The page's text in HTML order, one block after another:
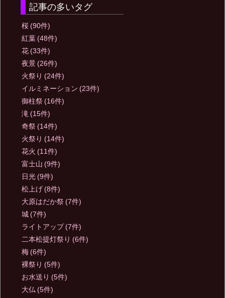
記事の多いタグ
桜 (90件)
紅葉 (48件)
花 (33件)
夜景 (26件)
火祭り (24件)
イルミネーション (23件)
御柱祭 (16件)
滝 (15件)
奇祭 (14件)
火祭り (14件)
花火 (11件)
富士山 (9件)
日光 (9件)
松上げ (8件)
大原はだか祭 (7件)
城 (7件)
ライトアップ (7件)
二本松提灯祭り (6件)
梅 (6件)
裸祭り (5件)
お水送り (5件)
大仏 (5件)